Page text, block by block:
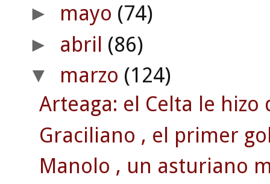
► mayo (74)
► abril (86)
▼ marzo (124)
Arteaga: el Celta le
Graciliano , el primer
Manolo , un asturiano